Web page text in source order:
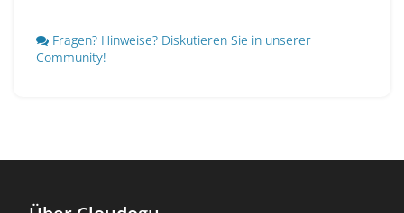
Fragen? Hinweise? Diskutieren Sie in unserer
Community!